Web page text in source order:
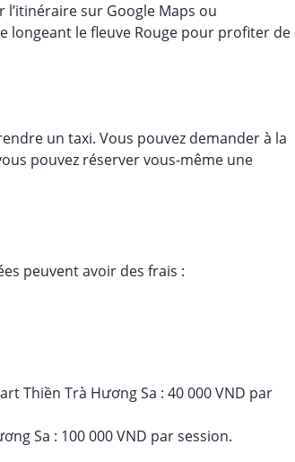
sur Google Maps ou
longeant le fleuve Rouge pour profiter de
un taxi. Vous pouvez demander à la
pouvez réserver vous-même une
peuvent avoir des frais :
Thiền Trà Hương Sa : 40 000 VND par
Sa : 100 000 VND par session.